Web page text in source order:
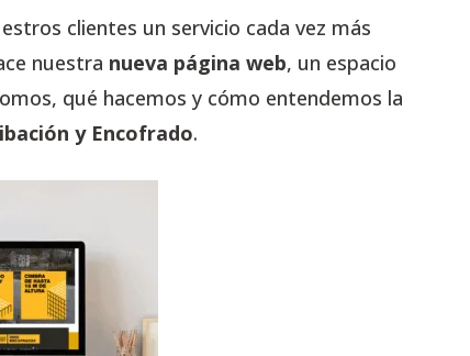
clientes un servicio cada vez más
nuestra nueva página web, un espacio
qué hacemos y cómo entendemos la
y Encofrado.